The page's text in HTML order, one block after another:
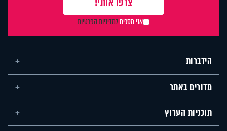
אני מסכיםלמדיניות הפרטיות
הידברות
מדורים באתר
תוכניות הערוץ